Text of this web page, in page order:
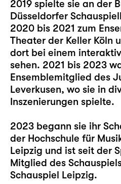
2019 spielte sie an der
Düsseldorfer
2020 bis 2021 zum
Theater der Keller Köln
dort bei einem
sehen. 2021 bis 2023
Ensemblemitglied des
Leverkusen, wo sie in
Inszenierungen spielte.
2023 begann sie ihr
der Hochschule für
Leipzig und ist seit der
Mitglied des
Schauspiel Leipzig.